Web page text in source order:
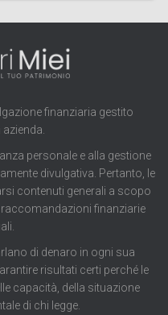
finanziaria gestito
personale e alla gestione
divulgativa. Pertanto, le
contenuti generali a scopo
finanziarie
di denaro in ogni sua
risultati certi perché le
capacità, della situazione
di chi legge.